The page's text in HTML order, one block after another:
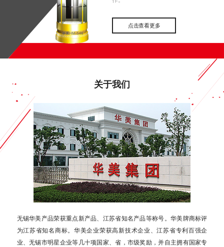
点击查看更多
关于我们
无锡华美产品荣获重点新产品、江苏省知名产品等称号。华美牌商标评
为江苏省知名商标。华美企业荣获高新技术企业、江苏省专利百强企
业、无锡市明星企业等几十项国家、省，市级奖励，并自主拥有国家专